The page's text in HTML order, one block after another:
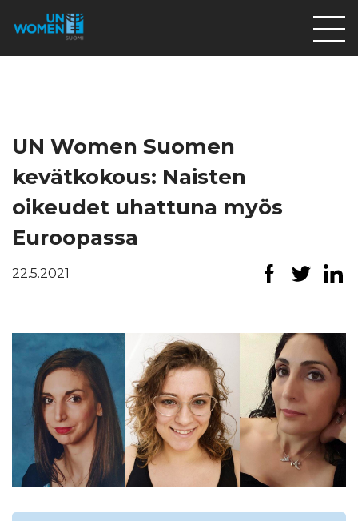
Ajankohtaista
Tietoa meistä
På Svenska
Lahjoita
Etsi
UN Women Suomen
kevätkokous: Naisten
oikeudet uhattuna myös
Euroopassa
22.5.2021